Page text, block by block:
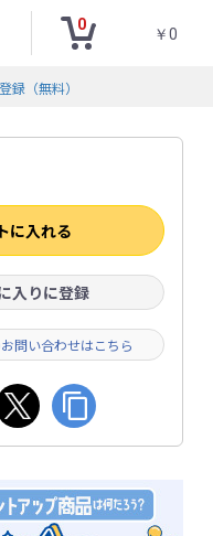
0
￥0
録（無料）
に入れる
入りに登録
問い合わせはこちら